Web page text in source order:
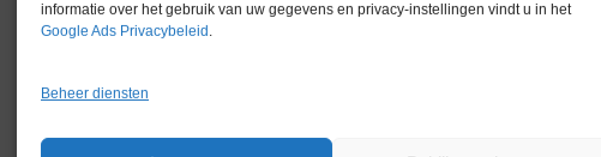
informatie over het gebruik van uw gegevens en privacy-instellingen vindt u in het
Google Ads Privacybeleid .
Beheer diensten